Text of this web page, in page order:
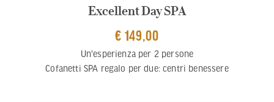
Excellent Day SPA
€ 149,00
Un'esperienza per 2 persone
Cofanetti SPA regalo per due: centri benessere